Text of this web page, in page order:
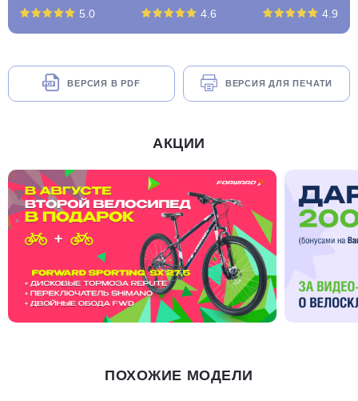
5.0
4.6
4.9
ВЕРСИЯ В PDF ВЕРСИЯ ДЛЯ ПЕЧАТИ
АКЦИИ
ПОХОЖИЕ МОДЕЛИ